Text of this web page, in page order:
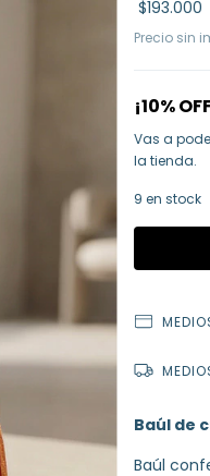
$193.000
Precio sin
¡10%
Vas a
la tienda.
9 en stock
Baúl de
Baúl